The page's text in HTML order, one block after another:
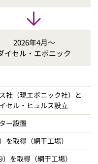
2026年4月～
イセル・エボニック
社（現エボニック社）と
セル・ヒュルス設立
ー設置
を取得（網干工場）
を取得（網干工場）